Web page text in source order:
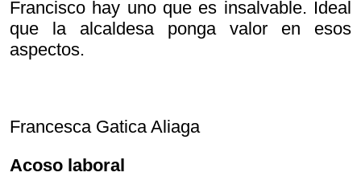
Francisco hay uno que es insalvable. Ideal
que la alcaldesa ponga valor en esos
aspectos.
Francesca Gatica Aliaga
Acoso laboral